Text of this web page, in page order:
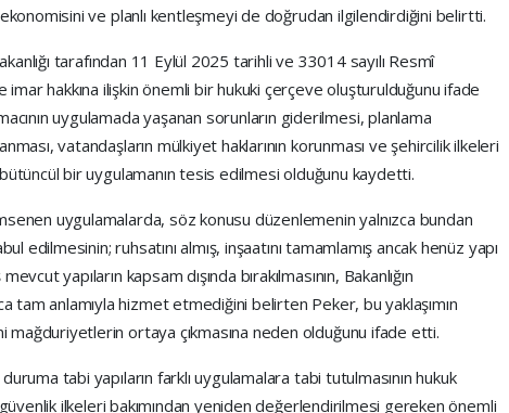
ekonomisini ve planlı kentleşmeyi de doğrudan ilgilendirdiğini belirtti.
tarafından 11 Eylül 2025 tarihli ve 33014 sayılı Resmî
imar hakkına ilişkin önemli bir hukuki çerçeve oluşturulduğunu ifade
uygulamada yaşanan sorunların giderilmesi, planlama
vatandaşların mülkiyet haklarının korunması ve şehircilik ilkeleri
bir uygulamanın tesis edilmesi olduğunu kaydetti.
uygulamalarda, söz konusu düzenlemenin yalnızca bundan
edilmesinin; ruhsatını almış, inşaatını tamamlamış ancak henüz yapı
yapıların kapsam dışında bırakılmasının, Bakanlığın
tam anlamıyla hizmet etmediğini belirten Peker, bu yaklaşımın
ortaya çıkmasına neden olduğunu ifade etti.
tabi yapıların farklı uygulamalara tabi tutulmasının hukuk
ilkeleri bakımından yeniden değerlendirilmesi gereken önemli